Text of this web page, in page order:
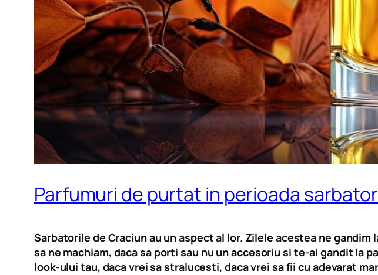
Parfumuri de purtat in perioada
Sarbatorile de Craciun au un aspect al lor. Zilele acestea ne gandim
sa ne machiam, daca sa porti sau nu un accesoriu si te-ai gandit la
look-ului tau, daca vrei sa stralucesti, daca vrei sa fii cu adevarat